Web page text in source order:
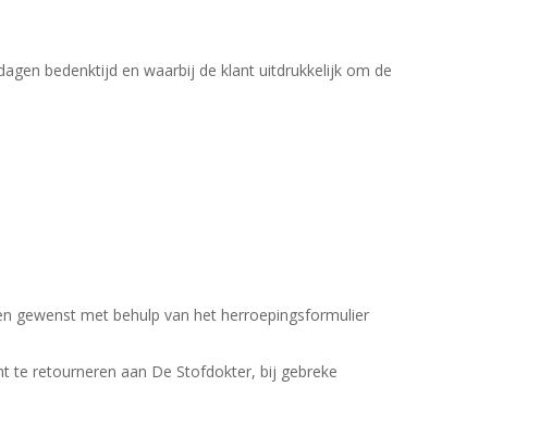
bedenktijd en waarbij de klant uitdrukkelijk om de
gewenst met behulp van het herroepingsformulier
te retourneren aan De Stofdokter, bij gebreke